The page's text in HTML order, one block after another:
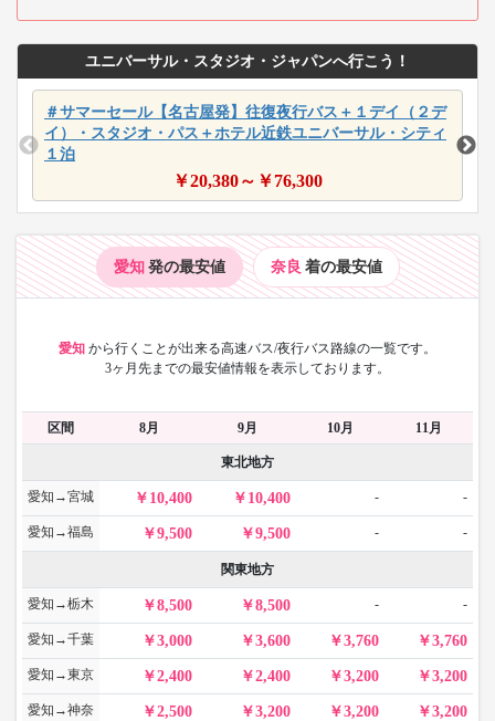
ユニバーサル・スタジオ・ジャパンへ行こう！
＃サマーセール【名古屋発】往復夜行バス＋１デイ（２デ
イ）・スタジオ・パス＋ホテル近鉄ユニバーサル・シティ
１泊
￥20,380～￥76,300
愛知 発の最安値 奈良 着の最安値
愛知 から行くことが出来る高速バス/夜行バス路線の一覧です。
3ヶ月先までの最安値情報を表示しております。
区間 8月 9月 10月 11月
東北地方
愛知→宮城 10,400 10,400 - -
愛知→福島 9,500 9,500 - -
関東地方
愛知→栃木 8,500 8,500 - -
愛知→千葉 3,000 3,600 3,760 3,760
愛知→東京 2,400 2,400 3,200 3,200
愛知→神奈
2,500 3,200 3,200 3,200